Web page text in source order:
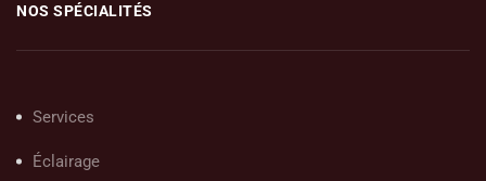
NOS SPÉCIALITÉS
Services
Éclairage